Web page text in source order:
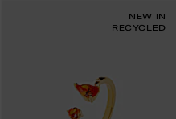
NEW IN
RECYCLED